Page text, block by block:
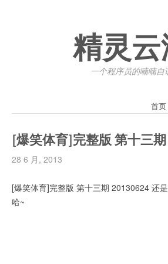
精灵云
一个程序员的喃喃自
首页
[爆笑体育]完整版 第十三期
28 6 月, 2013
[爆笑体育]完整版 第十三期 20130624 还
哈~